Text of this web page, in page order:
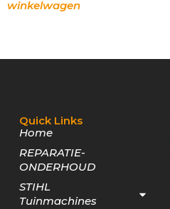
winkelwagen
Quick Links
Home
REPARATIE-
ONDERHOUD
STIHL
Tuinmachines